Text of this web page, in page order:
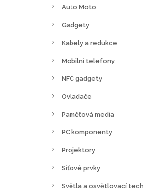
Auto Moto
Gadgety
Kabely a redukce
Mobilní telefony
NFC gadgety
Ovladače
Paměťová media
PC komponenty
Projektory
Síťové prvky
Světla a osvětlovací